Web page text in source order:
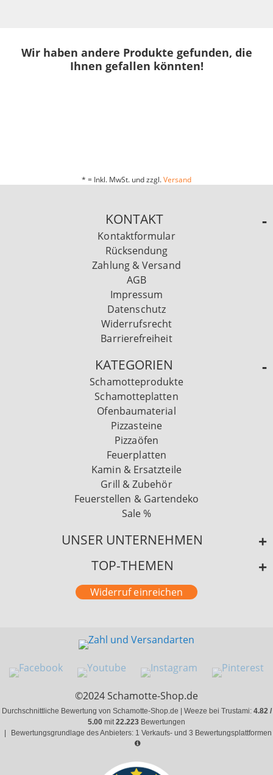
Wir haben andere Produkte gefunden, die
Ihnen gefallen könnten!
* = Inkl. MwSt. und zzgl.Versand
KONTAKT
Kontaktformular
Rücksendung
Zahlung & Versand
AGB
Impressum
Datenschutz
Widerrufsrecht
Barrierefreiheit
KATEGORIEN
Schamotteprodukte
Schamotteplatten
Ofenbaumaterial
Pizzasteine
Pizzaöfen
Feuerplatten
Kamin & Ersatzteile
Grill & Zubehör
Feuerstellen & Gartendeko
Sale %
UNSER UNTERNEHMEN
TOP-THEMEN
Widerruf einreichen
©2024 Schamotte-Shop.de
Durchschnittliche Bewertung von Schamotte-Shop.de | Weeze bei Trustami: 4.82 /
5.00 mit22.223 Bewertungen
Bewertungsgrundlage des Anbieters: 1 Verkaufs- und 3 Bewertungsplattformen